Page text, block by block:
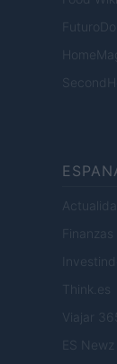
Think.es
Viajar
ES Newz